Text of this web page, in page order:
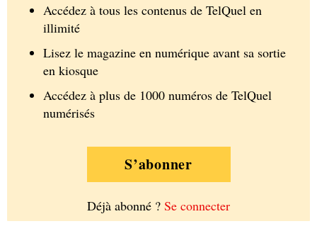
Accédez à tous les contenus de TelQuel en
illimité
Lisez le magazine en numérique avant sa sortie
en kiosque
Accédez à plus de 1000 numéros de TelQuel
numérisés
S’abonner
Déjà abonné ? Se connecter